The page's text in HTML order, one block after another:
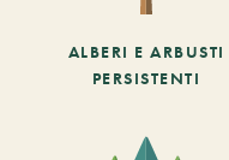
ALBERI E ARBUSTI
PERSISTENTI